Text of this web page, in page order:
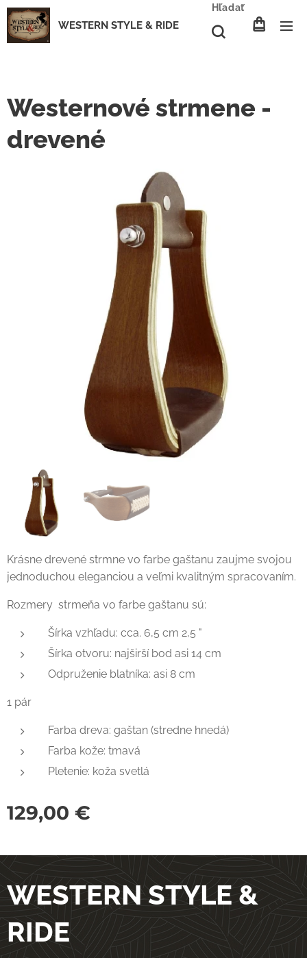
WESTERN STYLE & RIDE
Hľadať
Westernové strmene -
drevené
Krásne drevené strmne vo farbe gaštanu zaujme svojou
jednoduchou eleganciou a veľmi kvalitným spracovaním.
Rozmery strmeňa vo farbe gaštanu sú:
Šírka vzhľadu: cca. 6,5 cm 2,5 "
Šírka otvoru: najširší bod asi 14 cm
Odpruženie blatníka: asi 8 cm
1 pár
Farba dreva: gaštan (stredne hnedá)
Farba kože: tmavá
Pletenie: koža svetlá
129,00 €
WESTERN STYLE &
RIDE